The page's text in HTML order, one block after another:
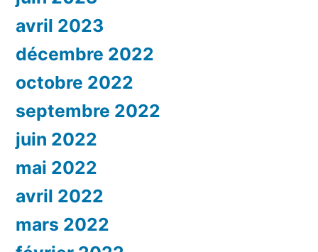
avril 2023
décembre 2022
octobre 2022
septembre 2022
juin 2022
mai 2022
avril 2022
mars 2022